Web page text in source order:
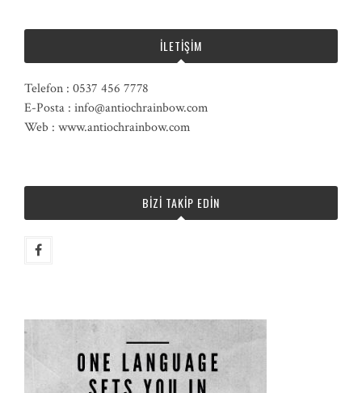
İLETIŞIM
Telefon : 0537 456 7778
E-Posta : info@antiochrainbow.com
Web : www.antiochrainbow.com
BIZI TAKIP EDIN